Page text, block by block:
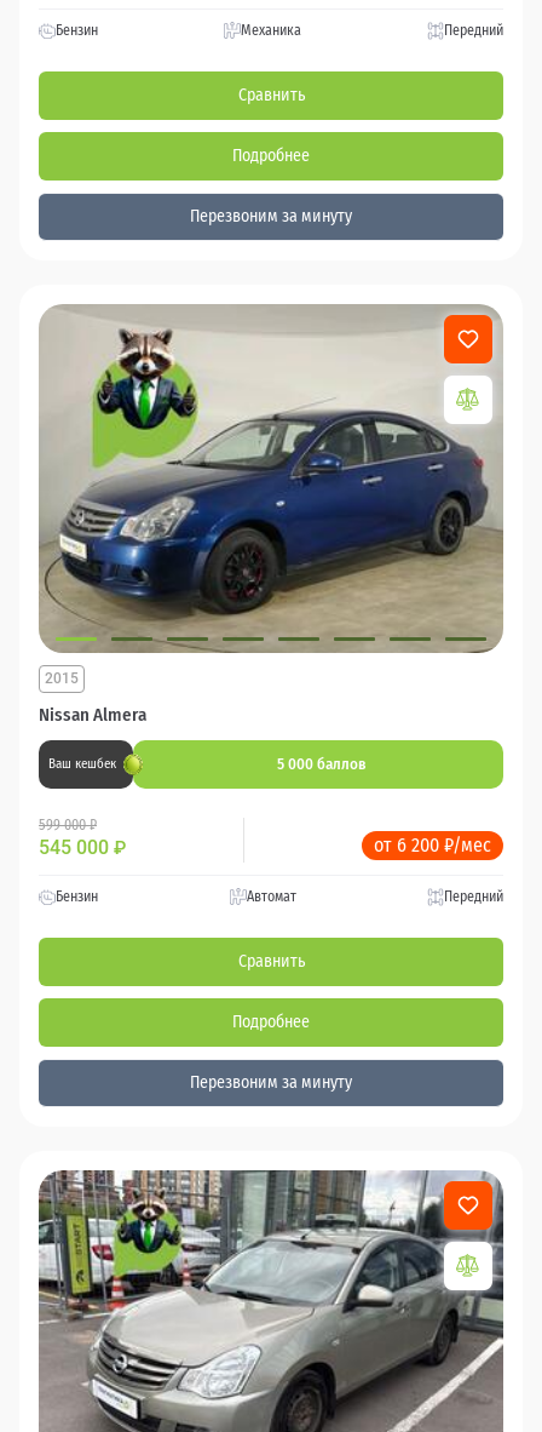
Бензин Механика Передний
Сравнить
Подробнее
Перезвоним за минуту
Nissan Almera
2015
Ваш кешбек 5 000 баллов
599 000 ₽
545 000 ₽ от 6 200 ₽/мес
Бензин Автомат Передний
Сравнить
Подробнее
Перезвоним за минуту